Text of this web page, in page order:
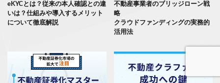
eKYCとは？従来の本人確認との違
いは？仕組みや導入するメリット
について徹底解説
不動産事業者のブリッジローン戦
略
クラウドファンディングの実務的
活用法